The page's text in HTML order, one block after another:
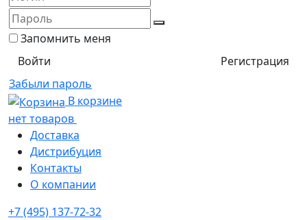
Запомнить меня
Регистрация
Забыли пароль
В корзине
нет товаров
Доставка
Дистрибуция
Контакты
О компании
+7 (495) 137-72-32